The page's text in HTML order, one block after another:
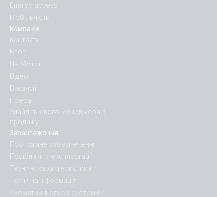
Завантаження
Програмне забезпечення
Посібники з експлуатації
Технічні характеристики
Технічна інформація
Схематичні описи системи
Energy access
Мобільність
Компанія
Контакти
Блог
Це Victron
Відео
Вакансії
Преса
Знайдіть свого менеджера з
продажу